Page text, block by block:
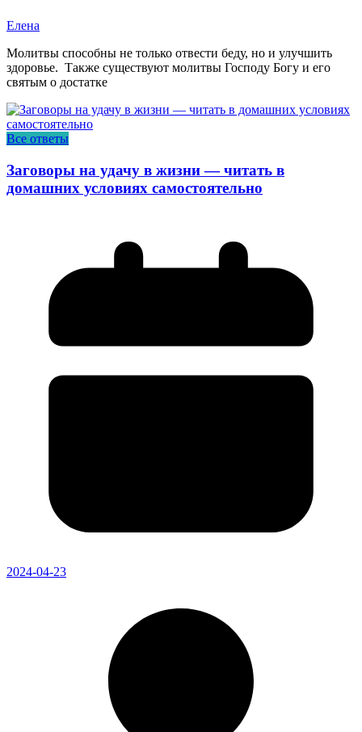
Елена
Молитвы способны не только отвести беду, но и улучшить
здоровье. Также существуют молитвы Господу Богу и его
святым о достатке
Все ответы
Заговоры на удачу в жизни — читать в
домашних условиях самостоятельно
2024-04-23